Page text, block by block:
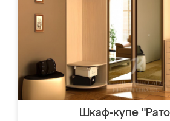
Шкаф-купе